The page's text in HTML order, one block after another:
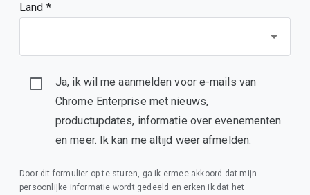
Land *
Ja, ik wil me aanmelden voor e-mails van
Chrome Enterprise met nieuws,
productupdates, informatie over evenementen
en meer. Ik kan me altijd weer afmelden.
Door dit formulier op te sturen, ga ik ermee akkoord dat mijn
persoonlijke informatie wordt gedeeld en erken ik dat het